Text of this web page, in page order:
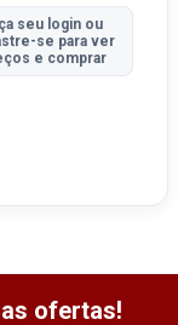
seu login ou
se para ver
e comprar
ofertas!